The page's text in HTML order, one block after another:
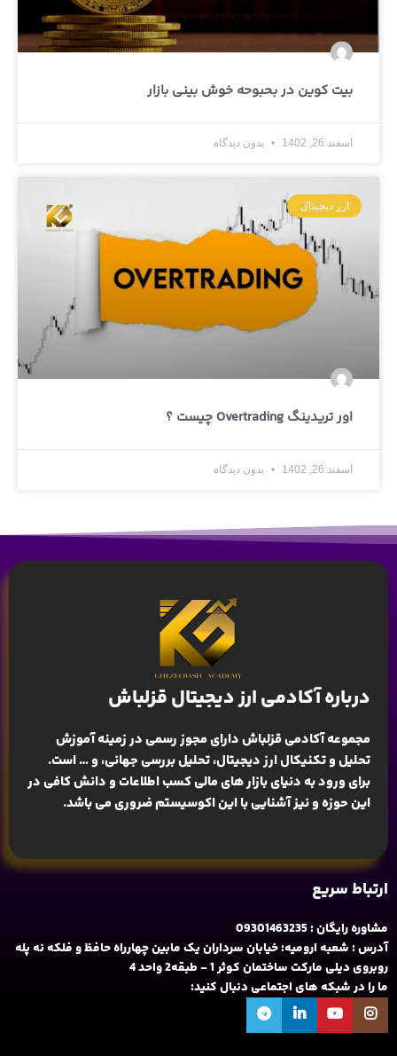
بیت کوین در بحبوحه خوش بینی بازار
اسفند 26, 1402 بدون دیدگاه
ارز دیجیتال
اور تریدینگ Overtrading چیست ؟
اسفند 26, 1402 بدون دیدگاه
درباره آکادمی ارز دیجیتال قزلباش
مجموعه آکادمی قزلباش دارای مجوز رسمی در زمینهآموزش
تحلیل و تکنیکال ارز دیجیتال، تحلیل بررسی جهانی، و … است.
برای ورود به دنیای بازار های مالی کسب اطلاعات و دانش کافی در
این حوزه و نیز آشنایی با این اکوسیستم ضروری می باشد.
ارتباط سریع
مشاوره رایگان : 09301463235
آدرس : شعبه ارومیه: خیابان سرداران یک مابین چهارراه حافظ و فلکه نه پله
روبروی دیلی مارکت ساختمان کوثر 1 - طبقه2 واحد 4
ما را در شبکه های اجتماعی دنبال کنید: